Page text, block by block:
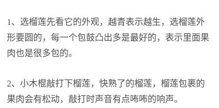
1、选榴莲先看它的外观，越青表示越生，选榴莲外
形要圆的，每一个包鼓凸出多是最好的，表示里面果
肉也是很多包的。
2、小木棍敲打下榴莲，快熟了的榴莲，榴莲包裹的
果肉会有松动，敲打时声音有点咘咘的响声。